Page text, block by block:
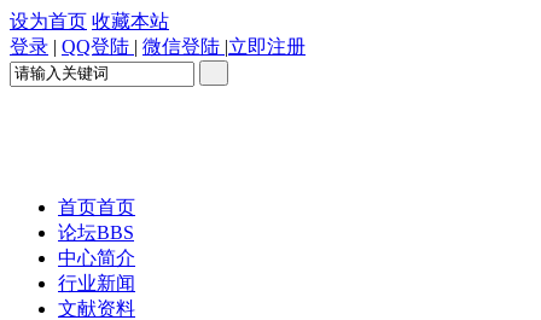
设为首页 收藏本站
登录 | QQ登陆 | 微信登陆 |立即注册
首页首页
论坛BBS
中心简介
行业新闻
文献资料